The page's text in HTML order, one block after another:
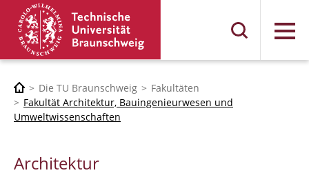
Menü
Die TU Braunschweig
Fakultäten
Fakultät Architektur, Bauingenieurwesen und
Umweltwissenschaften
Architektur